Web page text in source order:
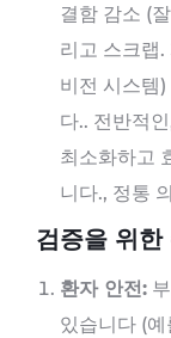
결함 감소 (
리고 스크랩
비전 시스템
다.. 전반적
최소화하고
니다., 정통
검증을 위한
환자 안전:
있습니다 (